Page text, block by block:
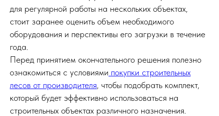
для регулярной работы на нескольких объектах,
стоит заранее оценить объем необходимого
оборудования и перспективы его загрузки в течение
года.
Перед принятием окончательного решения полезно
ознакомиться с условиями покупки строительных
лесов от производителя, чтобы подобрать комплект,
который будет эффективно использоваться на
строительных объектах различного назначения.